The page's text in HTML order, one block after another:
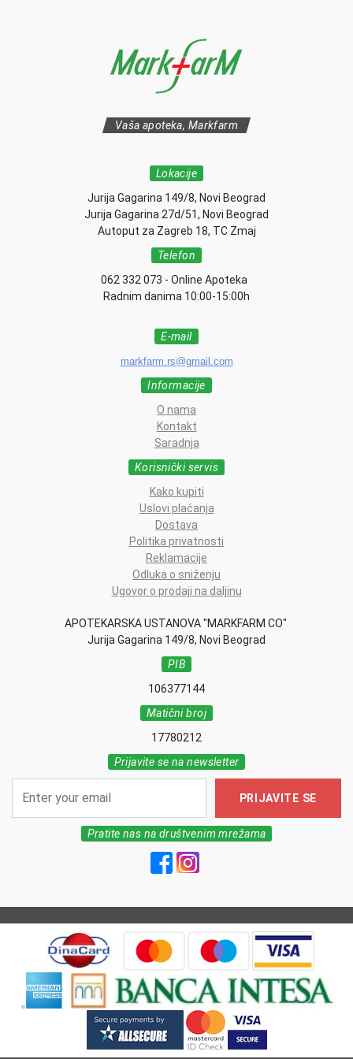
Vaša apoteka, Markfarm
Lokacije
Jurija Gagarina 149/8, Novi Beograd
Jurija Gagarina 27d/51, Novi Beograd
Autoput za Zagreb 18, TC Zmaj
Telefon
062 332 073 - Online Apoteka
Radnim danima 10:00-15:00h
E-mail
markfarm.rs@gmail.com
Informacije
O nama
Kontakt
Saradnja
Korisnički servis
Kako kupiti
Uslovi plaćanja
Dostava
Politika privatnosti
Reklamacije
Odluka o sniženju
Ugovor o prodaji na daljinu
APOTEKARSKA USTANOVA "MARKFARM CO"
Jurija Gagarina 149/8, Novi Beograd
PIB
106377144
Matični broj
17780212
Prijavite se na newsletter
PRIJAVITE SE
Pratite nas na društvenim mrežama